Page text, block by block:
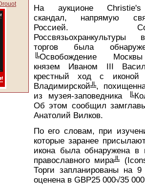
На аукционе Christie's
скандал, напрямую
Россией.
Россвязьохранкультуры
торгов была
╚Освобождение
князем Иваном III
крестный ход с иконой
Владимирской╩,
из музея-заповедника
Об этом сообщил
Анатолий Вилков.
По его словам, при
которые заранее
икона была обнаружена в
православного мира╩
Торги запланированы на
оценена в GBP25 000√35